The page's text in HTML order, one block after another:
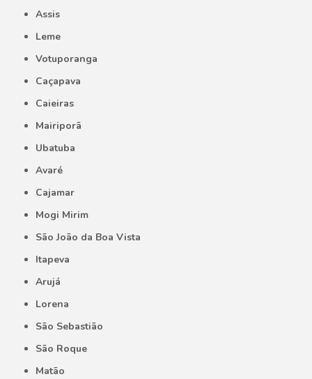
Assis
Leme
Votuporanga
Caçapava
Caieiras
Mairiporã
Ubatuba
Avaré
Cajamar
Mogi Mirim
São João da Boa Vista
Itapeva
Arujá
Lorena
São Sebastião
São Roque
Matão